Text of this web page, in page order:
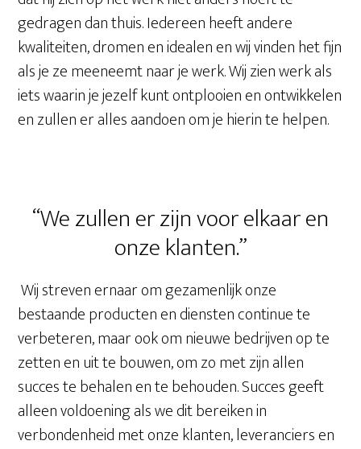
gedragen dan thuis. Iedereen heeft andere
kwaliteiten, dromen en idealen en wij vinden het fijn
als je ze meeneemt naar je werk. Wij zien werk als
iets waarin je jezelf kunt ontplooien en ontwikkelen
en zullen er alles aandoen om je hierin te helpen.
“We zullen er zijn voor elkaar en
onze klanten.”
Wij streven ernaar om gezamenlijk onze
bestaande producten en diensten continue te
verbeteren, maar ook om nieuwe bedrijven op te
zetten en uit te bouwen, om zo met zijn allen
succes te behalen en te behouden. Succes geeft
alleen voldoening als we dit bereiken in
verbondenheid met onze klanten, leveranciers en